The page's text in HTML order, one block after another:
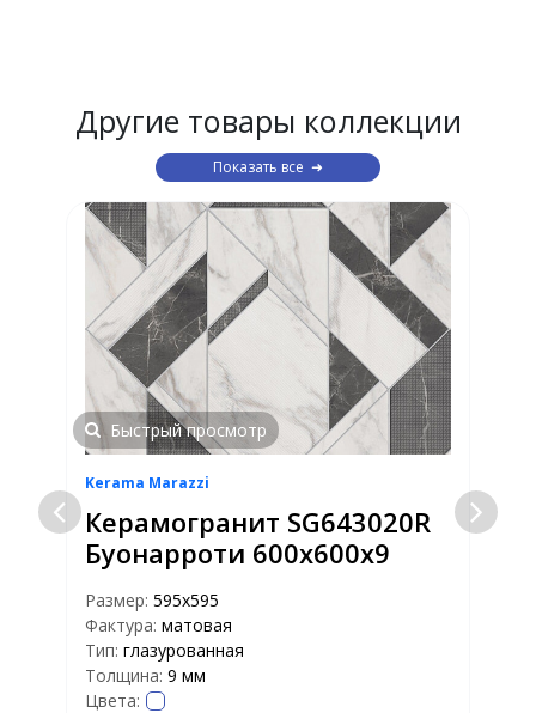
Другие товары коллекции
Показать все
Быстрый просмотр
Kerama Marazzi
Керамогранит SG643020R
Буонарроти 600х600х9
Размер: 595x595
Фактура: матовая
Тип: глазурованная
Толщина: 9 мм
Цвета: